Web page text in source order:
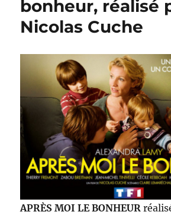
les
réalisé
par
Quarxx
bonheur, réalisé
Nicolas Cuche
APRÈS MOI LE BONHEUR